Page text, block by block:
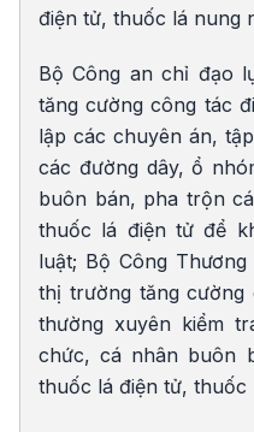
điện tử, thuốc lá nung
Bộ Công an chỉ đạo
tăng cường công tác
lập các chuyên án,
các đường dây, ổ
buôn bán, pha trộn
thuốc lá điện tử để
luật; Bộ Công
thị trường tăng
thường xuyên kiểm
chức, cá nhân buôn
thuốc lá điện tử, thuốc